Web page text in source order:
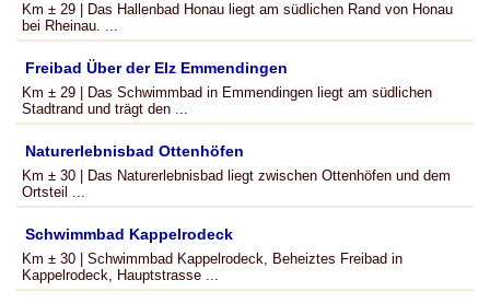
Km ± 29 | Das Hallenbad Honau liegt am südlichen Rand von Honau
bei Rheinau. ...
Freibad Über der Elz Emmendingen
Km ± 29 | Das Schwimmbad in Emmendingen liegt am südlichen
Stadtrand und trägt den ...
Naturerlebnisbad Ottenhöfen
Km ± 30 | Das Naturerlebnisbad liegt zwischen Ottenhöfen und dem
Ortsteil ...
Schwimmbad Kappelrodeck
Km ± 30 | Schwimmbad Kappelrodeck, Beheiztes Freibad in
Kappelrodeck, Hauptstrasse ...